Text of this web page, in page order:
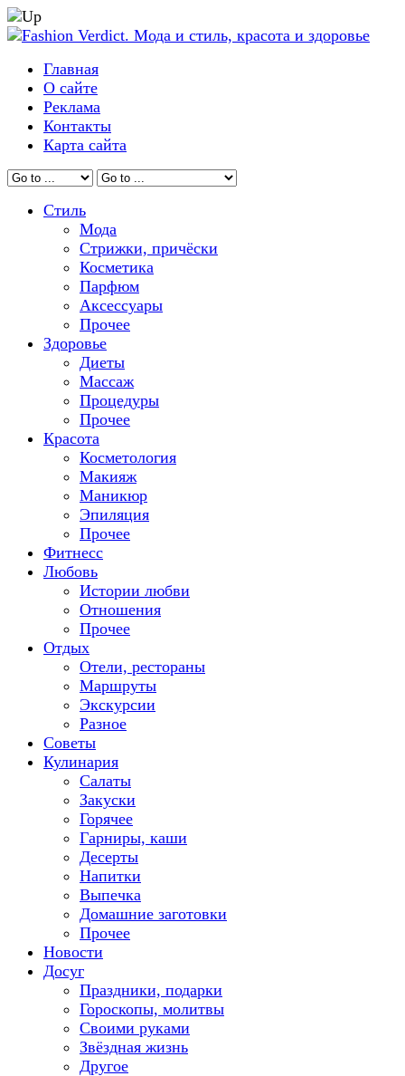
Главная
О сайте
Реклама
Контакты
Карта сайта
Стиль
Мода
Стрижки, причёски
Косметика
Парфюм
Аксессуары
Прочее
Здоровье
Диеты
Массаж
Процедуры
Прочее
Красота
Косметология
Макияж
Маникюр
Эпиляция
Прочее
Фитнесс
Любовь
Истории любви
Отношения
Прочее
Отдых
Отели, рестораны
Маршруты
Экскурсии
Разное
Советы
Кулинария
Салаты
Закуски
Горячее
Гарниры, каши
Десерты
Напитки
Выпечка
Домашние заготовки
Прочее
Новости
Досуг
Праздники, подарки
Гороскопы, молитвы
Своими руками
Звёздная жизнь
Другое